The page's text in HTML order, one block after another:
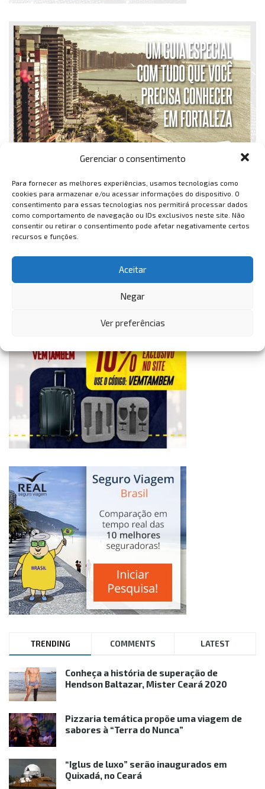
Gerenciar o consentimento
Para fornecer as melhores experiências, usamos tecnologias como
cookies para armazenar e/ou acessar informações do dispositivo. O
consentimento para essas tecnologias nos permitirá processar dados
como comportamento de navegação ou IDs exclusivos neste site. Não
consentir ou retirar o consentimento pode afetar negativamente certos
recursos e funções.
Aceitar
Negar
Ver preferências
TRENDING COMMENTS LATEST
Conheça a história de superação de
Hendson Baltazar, Mister Ceará 2020
Pizzaria temática propõe uma viagem de
sabores à “Terra do Nunca”
“Iglus de luxo” serão inaugurados em
Quixadá, no Ceará